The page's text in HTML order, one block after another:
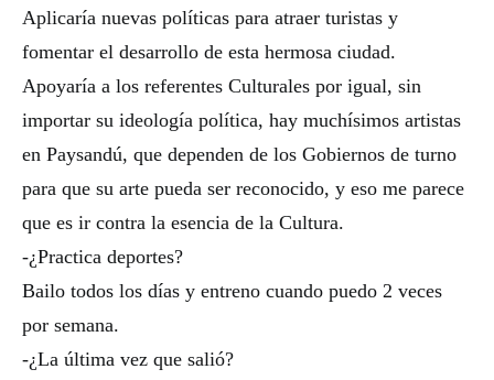
Aplicaría nuevas políticas para atraer turistas y
fomentar el desarrollo de esta hermosa ciudad.
Apoyaría a los referentes Culturales por igual, sin
importar su ideología política, hay muchísimos artistas
en Paysandú, que dependen de los Gobiernos de turno
para que su arte pueda ser reconocido, y eso me parece
que es ir contra la esencia de la Cultura.
-¿Practica deportes?
Bailo todos los días y entreno cuando puedo 2 veces
por semana.
-¿La última vez que salió?